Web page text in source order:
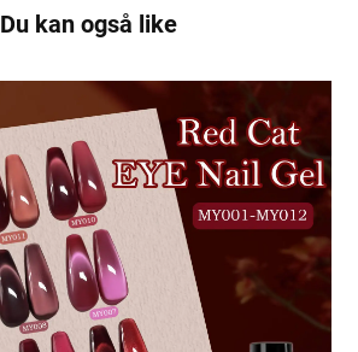
Du kan også like